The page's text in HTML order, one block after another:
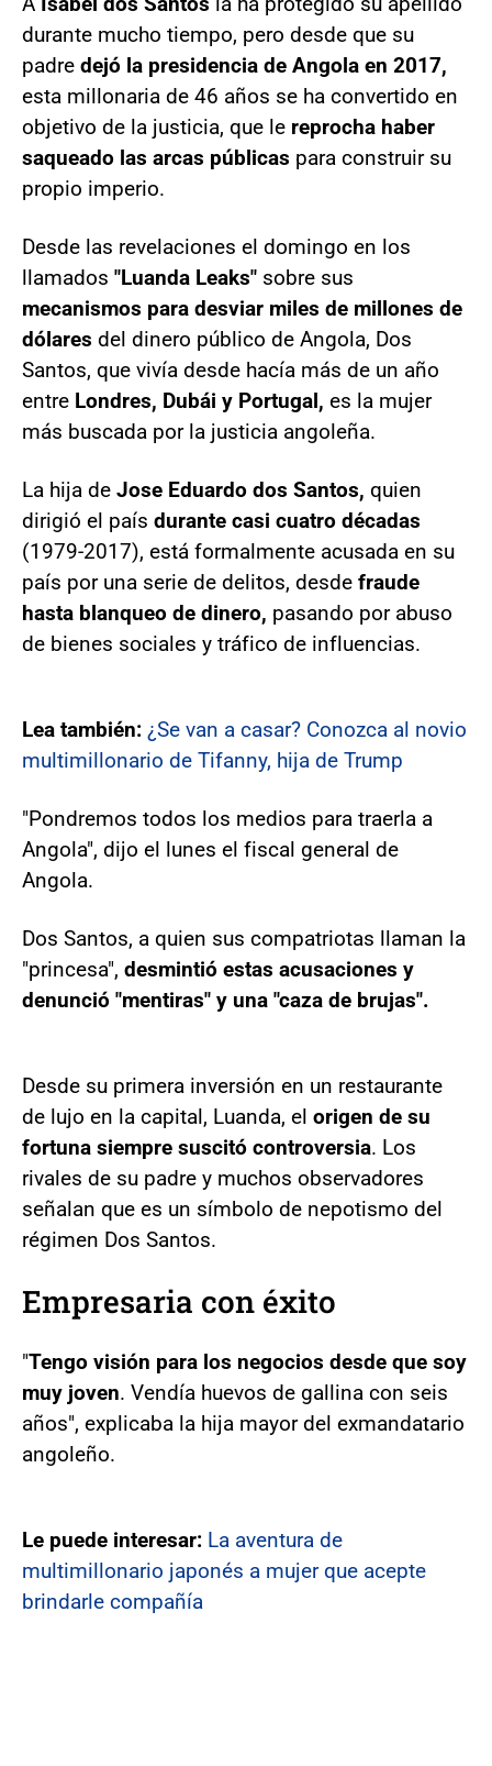
durante mucho tiempo, pero desde que su
padre dejó la presidencia de Angola en 2017,
esta millonaria de 46 años se ha convertido en
objetivo de la justicia, que le reprocha haber
saqueado las arcas públicas para construir su
propio imperio.
Desde las revelaciones el domingo en los
llamados "Luanda Leaks" sobre sus
mecanismos para desviar miles de millones de
dólares del dinero público de Angola, Dos
Santos, que vivía desde hacía más de un año
entre Londres, Dubái y Portugal, es la mujer
más buscada por la justicia angoleña.
La hija de Jose Eduardo dos Santos, quien
dirigió el país durante casi cuatro décadas
(1979-2017), está formalmente acusada en su
país por una serie de delitos, desde fraude
hasta blanqueo de dinero, pasando por abuso
de bienes sociales y tráfico de influencias.
Lea también: ¿Se van a casar? Conozca al novio
multimillonario de Tifanny, hija de Trump
"Pondremos todos los medios para traerla a
Angola", dijo el lunes el fiscal general de
Angola.
Dos Santos, a quien sus compatriotas llaman la
"princesa", desmintió estas acusaciones y
denunció "mentiras" y una "caza de brujas".
Desde su primera inversión en un restaurante
de lujo en la capital, Luanda, el origen de su
fortuna siempre suscitó controversia. Los
rivales de su padre y muchos observadores
señalan que es un símbolo de nepotismo del
régimen Dos Santos.
Empresaria con éxito
"Tengo visión para los negocios desde que soy
muy joven. Vendía huevos de gallina con seis
años", explicaba la hija mayor del exmandatario
angoleño.
Le puede interesar: La aventura de
multimillonario japonés a mujer que acepte
brindarle compañía